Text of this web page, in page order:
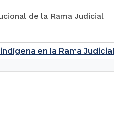
de la Rama Judicial
en la Rama Judicial